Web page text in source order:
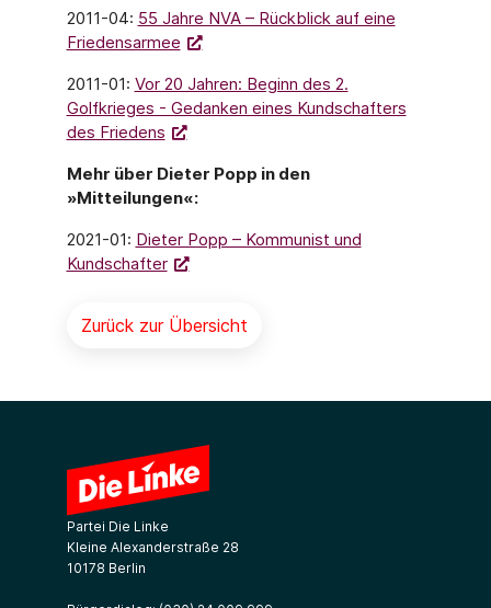
2011-04: 55 Jahre NVA – Rückblick auf eine
Friedensarmee
2011-01: Vor 20 Jahren: Beginn des 2.
Golfkrieges - Gedanken eines Kundschafters
des Friedens
Mehr über Dieter Popp in den
»Mitteilungen«:
2021-01: Dieter Popp – Kommunist und
Kundschafter
Zurück zur Übersicht
Partei Die Linke
Kleine Alexanderstraße 28
10178 Berlin